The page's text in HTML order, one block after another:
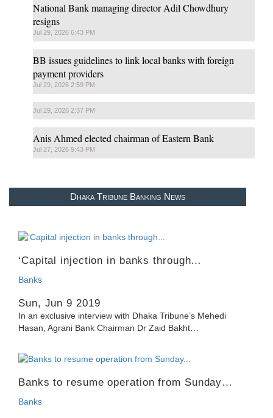
National Bank managing director Adil Chowdhury
resigns
Jul 29, 2026 6:43 PM
BB issues guidelines to link local banks with foreign
payment providers
Jul 29, 2026 2:59 PM
Jul 29, 2026 2:37 PM
Anis Ahmed elected chairman of Eastern Bank
Jul 27, 2026 9:43 PM
Dhaka Tribune Banking News
‘Capital injection in banks through…
Banks
Sun, Jun 9 2019
In an exclusive interview with Dhaka Tribune’s Mehedi
Hasan, Agrani Bank Chairman Dr Zaid Bakht…
Banks to resume operation from Sunday…
Banks